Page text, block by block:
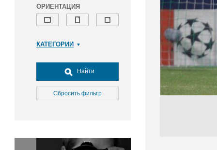
ОРИЕНТАЦИЯ
КАТЕГОРИИ
Досуг, туризм и отдых
Культура
Медицина
Окружающая среда
Найти
Сбросить фильтр